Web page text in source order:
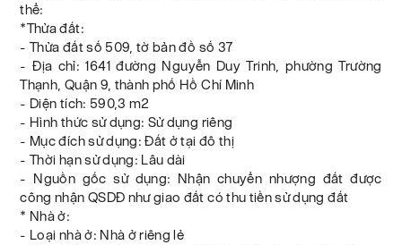
thể:
*Thửa đất:
- Thửa đất số 509, tờ bản đồ số 37
- Địa chỉ: 1641 đường Nguyễn Duy Trinh, phường Trường
Thạnh, Quận 9, thành phố Hồ Chí Minh
- Diện tích: 590,3 m2
- Hình thức sử dụng: Sử dụng riêng
- Mục đích sử dụng: Đất ở tại đô thị
- Thời hạn sử dụng: Lâu dài
- Nguồn gốc sử dụng: Nhận chuyển nhượng đất được
công nhận QSDĐ như giao đất có thu tiền sử dụng đất
* Nhà ở:
- Loại nhà ở: Nhà ở riêng lẻ